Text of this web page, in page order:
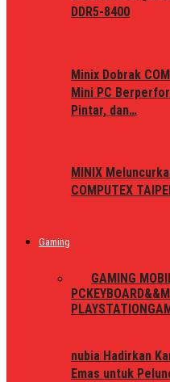
DDR5-8400
Minix Dobrak
Mini PC
Pintar, dan…
MINIX
COMPUTEX
Gaming
GAMING
PC
PLAYSTATION
nubia Hadirkan
Emas untuk